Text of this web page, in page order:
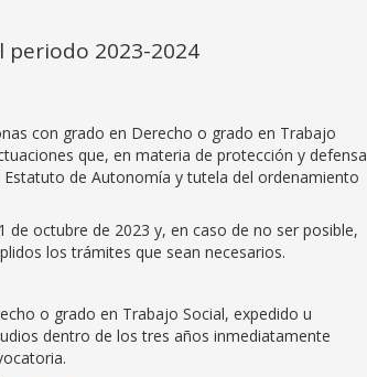
periodo 2023-2024
con grado en Derecho o grado en Trabajo
que, en materia de protección y defensa
de Autonomía y tutela del ordenamiento
octubre de 2023 y, en caso de no ser posible,
los trámites que sean necesarios.
o grado en Trabajo Social, expedido u
dentro de los tres años inmediatamente